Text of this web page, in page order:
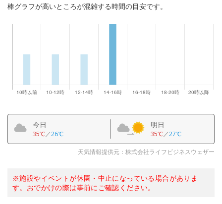
棒グラフが高いところが混雑する時間の目安です。
今日
35℃／26℃
明日
35℃／27℃
天気情報提供元：株式会社ライフビジネスウェザー
※施設やイベントが休園・中止になっている場合がありま
す。おでかけの際は事前にご確認ください。